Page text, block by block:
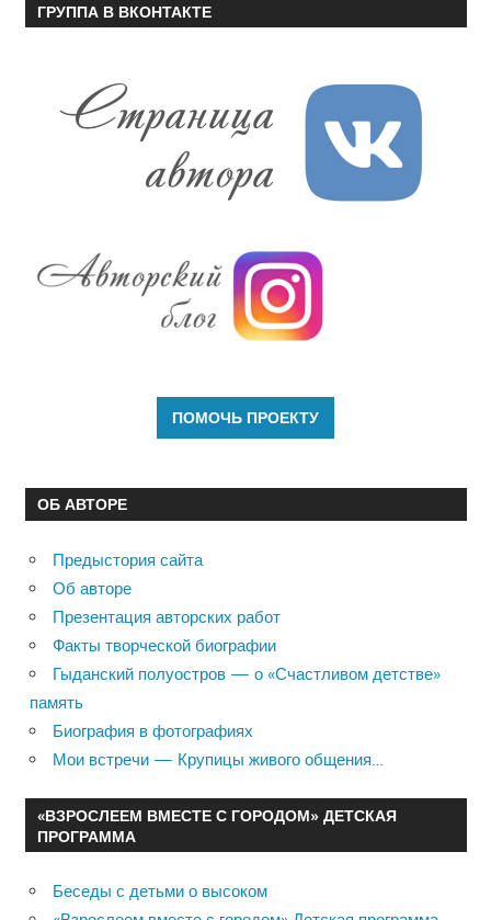
ГРУППА В ВКОНТАКТЕ
ОБ АВТОРЕ
Предыстория сайта
Об авторе
Презентация авторских работ
Факты творческой биографии
Гыданский полуостров — о «Счастливом детстве»
память
Биография в фотографиях
Мои встречи — Крупицы живого общения…
«ВЗРОСЛЕЕМ ВМЕСТЕ С ГОРОДОМ» ДЕТСКАЯ
ПРОГРАММА
Беседы с детьми о высоком